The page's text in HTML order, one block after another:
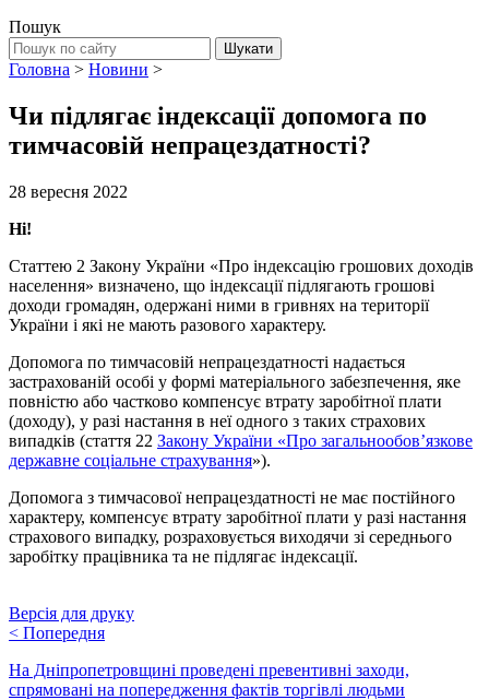
Пошук
Головна > Новини >
Чи підлягає індексації допомога по
тимчасовій непрацездатності?
28 вересня 2022
Ні!
Статтею 2 Закону України «Про індексацію грошових доходів
населення» визначено, що індексації підлягають грошові
доходи громадян, одержані ними в гривнях на території
України і які не мають разового характеру.
Допомога по тимчасовій непрацездатності надається
застрахованій особі у формі матеріального забезпечення, яке
повністю або частково компенсує втрату заробітної плати
(доходу), у разі настання в неї одного з таких страхових
випадків (стаття 22 Закону України «Про загальнообов’язкове
державне соціальне страхування»).
Допомога з тимчасової непрацездатності не має постійного
характеру, компенсує втрату заробітної плати у разі настання
страхового випадку, розраховується виходячи зі середнього
заробітку працівника та не підлягає індексації.
Версія для друку
< Попередня
На Дніпропетровщині проведені превентивні заходи,
спрямовані на попередження фактів торгівлі людьми